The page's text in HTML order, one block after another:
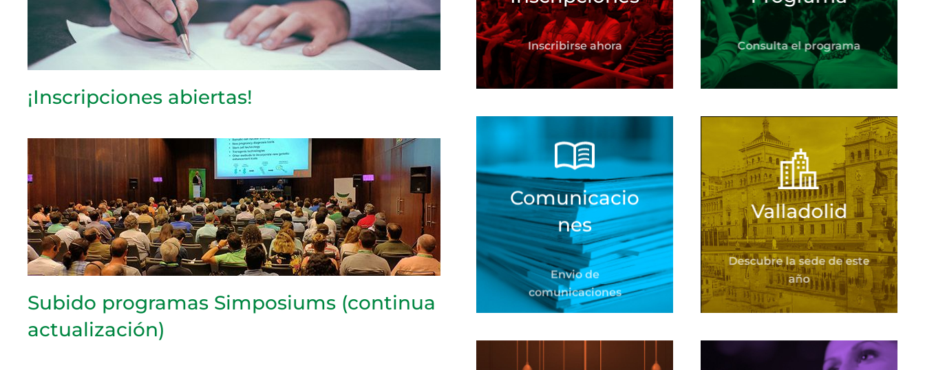
¡Inscripciones abiertas!
Subido programas Simposiums (continua
actualización)
Inscribirse ahora Consulta el programa
Comunicacio
nes
Envio de
comunicaciones
Valladolid
Descubre la sede de este
año